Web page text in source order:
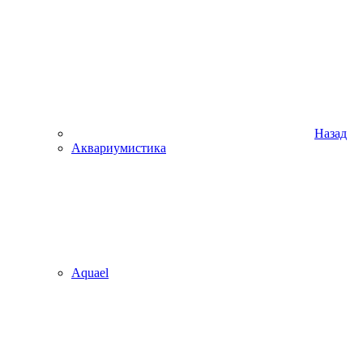
Назад
Аквариумистика
Aquael